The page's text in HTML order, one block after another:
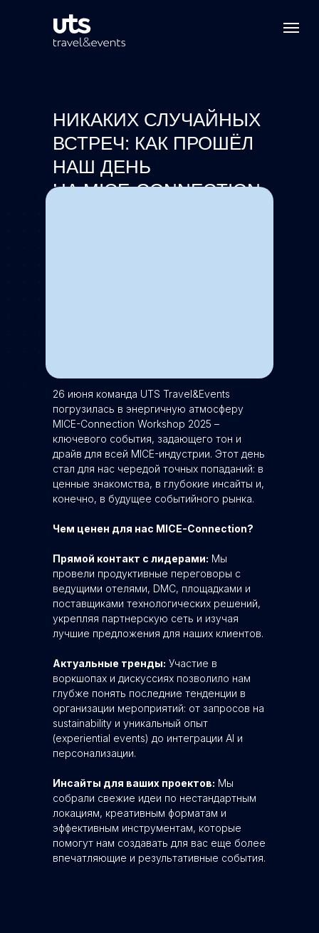
НИКАКИХ СЛУЧАЙНЫХ
ВСТРЕЧ: КАК ПРОШЁЛ
НАШ ДЕНЬ
НА MICE-CONNECTION
26 июня команда UTS Travel&Events
погрузилась в энергичную атмосферу
MICE-Connection Workshop 2025 –
ключевого события, задающего тон и
драйв для всей MICE-индустрии. Этот день
стал для нас чередой точных попаданий: в
ценные знакомства, в глубокие инсайты и,
конечно, в будущее событийного рынка.
Чем ценен для нас MICE-Connection?
Прямой контакт с лидерами: Мы
провели продуктивные переговоры с
ведущими отелями, DMC, площадками и
поставщиками технологических решений,
укрепляя партнерскую сеть и изучая
лучшие предложения для наших клиентов.
Актуальные тренды: Участие в
воркшопах и дискуссиях позволило нам
глубже понять последние тенденции в
организации мероприятий: от запросов на
sustainability и уникальный опыт
(experiential events) до интеграции AI и
персонализации.
Инсайты для ваших проектов: Мы
собрали свежие идеи по нестандартным
локациям, креативным форматам и
эффективным инструментам, которые
помогут нам создавать для вас еще более
впечатляющие и результативные события.